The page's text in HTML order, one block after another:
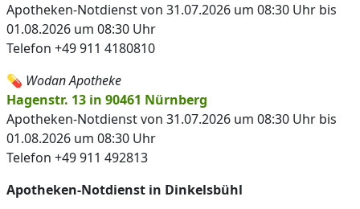
Apotheken-Notdienst von 31.07.2026 um 08:30 Uhr bis
01.08.2026 um 08:30 Uhr
Telefon +49 911 4180810
💊 Wodan Apotheke
Hagenstr. 13 in 90461 Nürnberg
Apotheken-Notdienst von 31.07.2026 um 08:30 Uhr bis
01.08.2026 um 08:30 Uhr
Telefon +49 911 492813
Apotheken-Notdienst in Dinkelsbühl